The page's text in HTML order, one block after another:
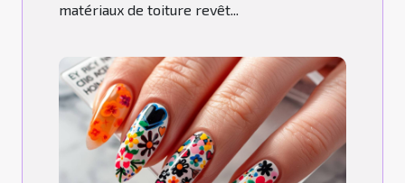
matériaux de toiture revêt...